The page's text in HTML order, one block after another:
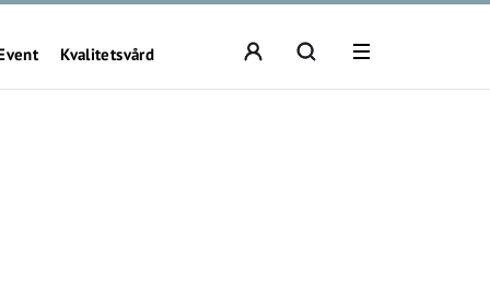
Kvalitetsvård